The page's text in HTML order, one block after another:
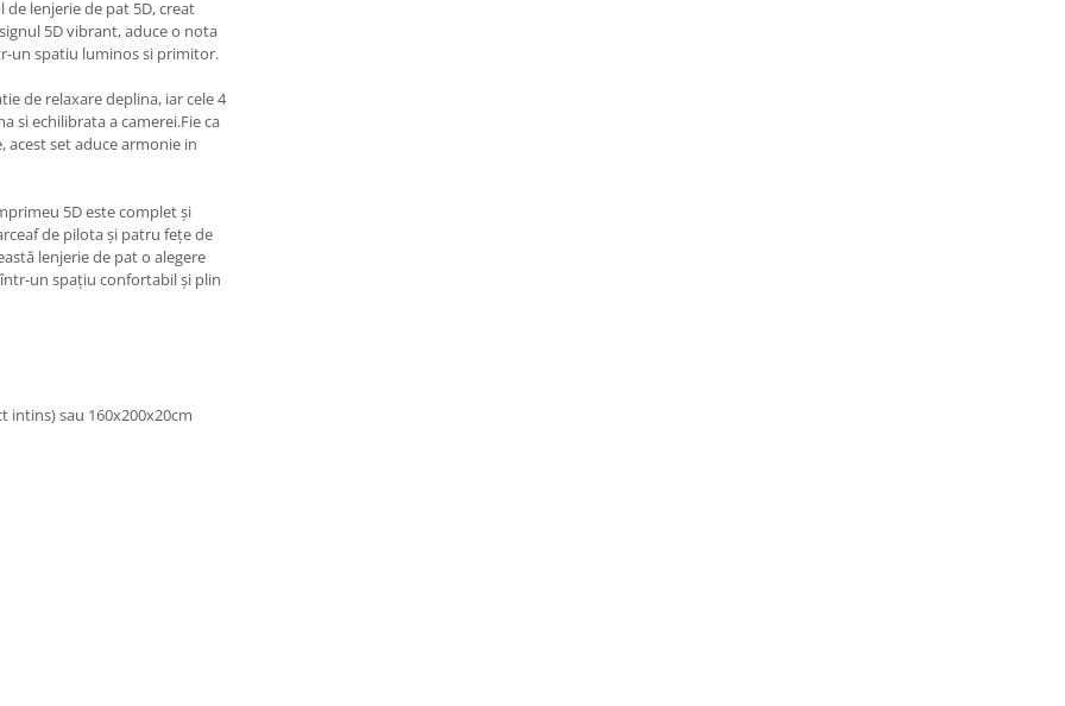
lenjerie de pat 5D, creat
5D vibrant, aduce o nota
un spatiu luminos si primitor.
de relaxare deplina, iar cele 4
si echilibrata a camerei.Fie ca
acest set aduce armonie in
5D este complet și
de pilota și patru fețe de
lenjerie de pat o alegere
un spațiu confortabil și plin
intins) sau 160x200x20cm